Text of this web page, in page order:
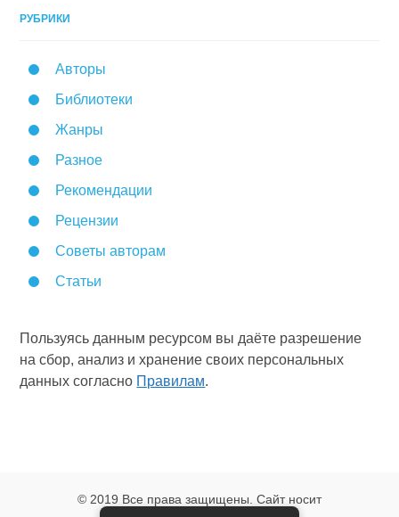
РУБРИКИ
Авторы
Библиотеки
Жанры
Разное
Рекомендации
Рецензии
Советы авторам
Статьи
Пользуясь данным ресурсом вы даёте разрешение
на сбор, анализ и хранение своих персональных
данных согласно Правилам.
© 2019 Все права защищены. Сайт носит